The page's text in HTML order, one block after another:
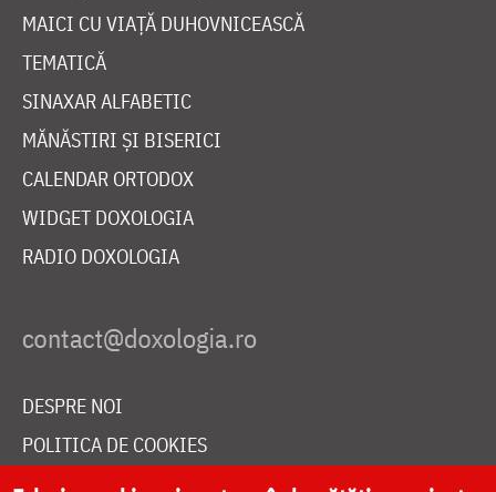
MAICI CU VIAȚĂ DUHOVNICEASCĂ
TEMATICĂ
SINAXAR ALFABETIC
MĂNĂSTIRI ȘI BISERICI
CALENDAR ORTODOX
WIDGET DOXOLOGIA
RADIO DOXOLOGIA
DESPRE NOI
POLITICA DE COOKIES
DONEAZĂ ONLINE PENTRU CATEDRALA NAȚIONALĂ